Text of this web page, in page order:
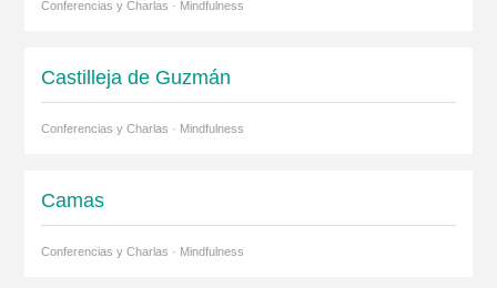
Conferencias y Charlas · Mindfulness
Castilleja de Guzmán
Conferencias y Charlas · Mindfulness
Camas
Conferencias y Charlas · Mindfulness